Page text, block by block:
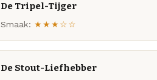
De Tripel-Tijger
Smaak: ★★★☆☆
De Stout-Liefhebber